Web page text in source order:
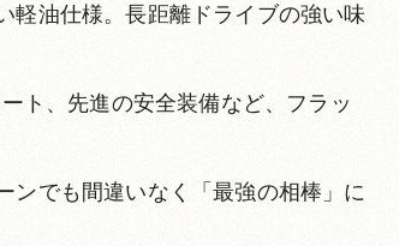
軽油仕様。長距離ドライブの強い味
ト、先進の安全装備など、フラッ
ンでも間違いなく「最強の相棒」に